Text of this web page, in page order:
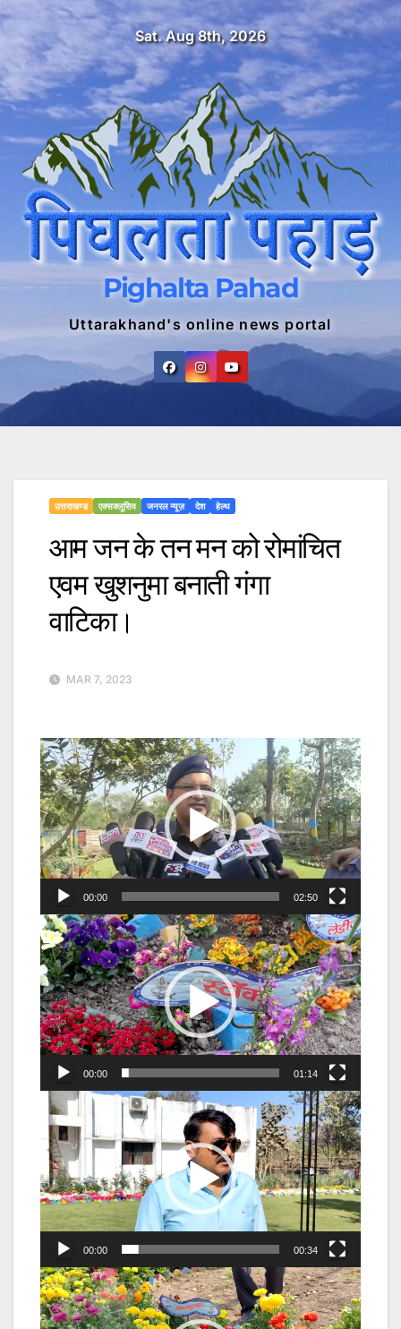
Skip
content
Sat. Aug 8th, 2026
Pighalta Pahad
Uttarakhand's online news portal
उत्तराखण्ड एक्सक्लूसिव जनरल न्यूज़ देश हेल्थ
आम जन के तन मन को रोमांचित
एवम खुशनुमा बनाती गंगा
वाटिका।
MAR 7, 2023
Video
Player
00:00 02:50
Video
Player
00:00 01:14
Video
Player
00:00 00:34
Video
Player